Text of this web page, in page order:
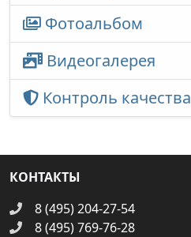
Фотоальбом
Видеогалерея
Контроль качества
КОНТАКТЫ
8 (495) 204-27-54
8 (495) 769-76-28